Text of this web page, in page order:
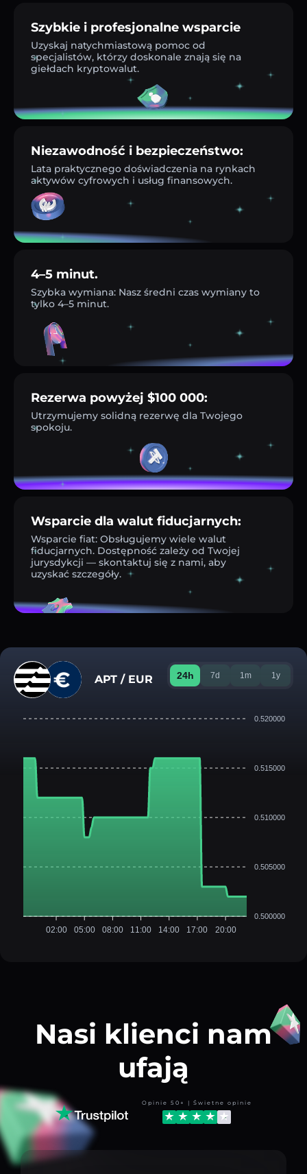
Szybkie i profesjonalne wsparcie
Uzyskaj natychmiastową pomoc od
specjalistów, którzy doskonale znają się na
giełdach kryptowalut.
Niezawodność i bezpieczeństwo:
Lata praktycznego doświadczenia na rynkach
aktywów cyfrowych i usług finansowych.
4–5 minut.
Szybka wymiana: Nasz średni czas wymiany to
tylko 4–5 minut.
Rezerwa powyżej $100 000:
Utrzymujemy solidną rezerwę dla Twojego
spokoju.
Wsparcie dla walut fiducjarnych:
Wsparcie fiat: Obsługujemy wiele walut
fiducjarnych. Dostępność zależy od Twojej
jurysdykcji — skontaktuj się z nami, aby
uzyskać szczegóły.
APT / EUR 24h 7d 1m 1y
0.520000
0.515000
0.510000
0.505000
0.500000
02:00 05:00 08:00 11:00 14:00 17:00 20:00
Nasi klienci nam
ufają
Opinie 50+ | Świetne opinie